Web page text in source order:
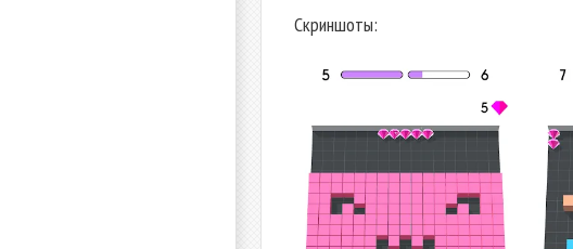
Скриншоты: